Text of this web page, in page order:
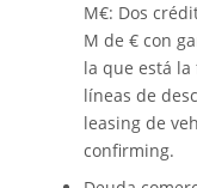
M€: Dos
M de € con
la que está la
líneas de
leasing de
confirming.